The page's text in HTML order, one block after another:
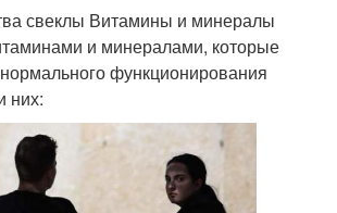
свеклы Витамины и минералы
и минералами, которые
функционирования
них: